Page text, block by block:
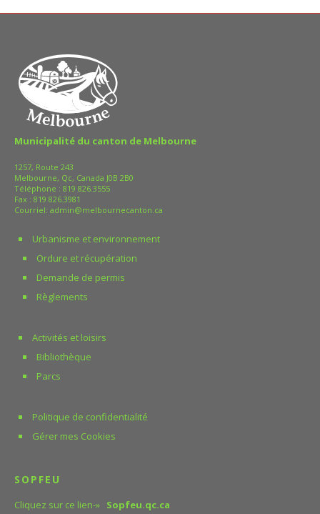
Municipalité du canton de Melbourne
1257, Route 243
Melbourne, Qc, Canada J0B 2B0
Téléphone : 819 826.3555
Fax : 819 826.3981
Courriel: admin@melbournecanton.ca
Urbanisme et environnement
Ordure et récupération
Demande de permis
Règlements
Activités et loisirs
Bibliothèque
Parcs
Politique de confidentialité
Gérer mes Cookies
SOPFEU
Cliquez sur ce lien-» Sopfeu.qc.ca